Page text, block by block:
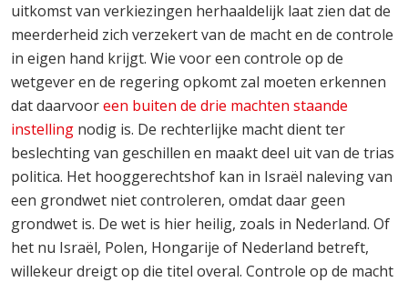
uitkomst van verkiezingen herhaaldelijk laat zien dat de
meerderheid zich verzekert van de macht en de controle
in eigen hand krijgt. Wie voor een controle op de
wetgever en de regering opkomt zal moeten erkennen
dat daarvooreen buiten de drie machten staande
instelling nodig is. De rechterlijke macht dient ter
beslechting van geschillen en maakt deel uit van de trias
politica. Het hooggerechtshof kan in Israël naleving van
een grondwet niet controleren, omdat daar geen
grondwet is. De wet is hier heilig, zoals in Nederland. Of
het nu Israël, Polen, Hongarije of Nederland betreft,
willekeur dreigt op die titel overal. Controle op de macht